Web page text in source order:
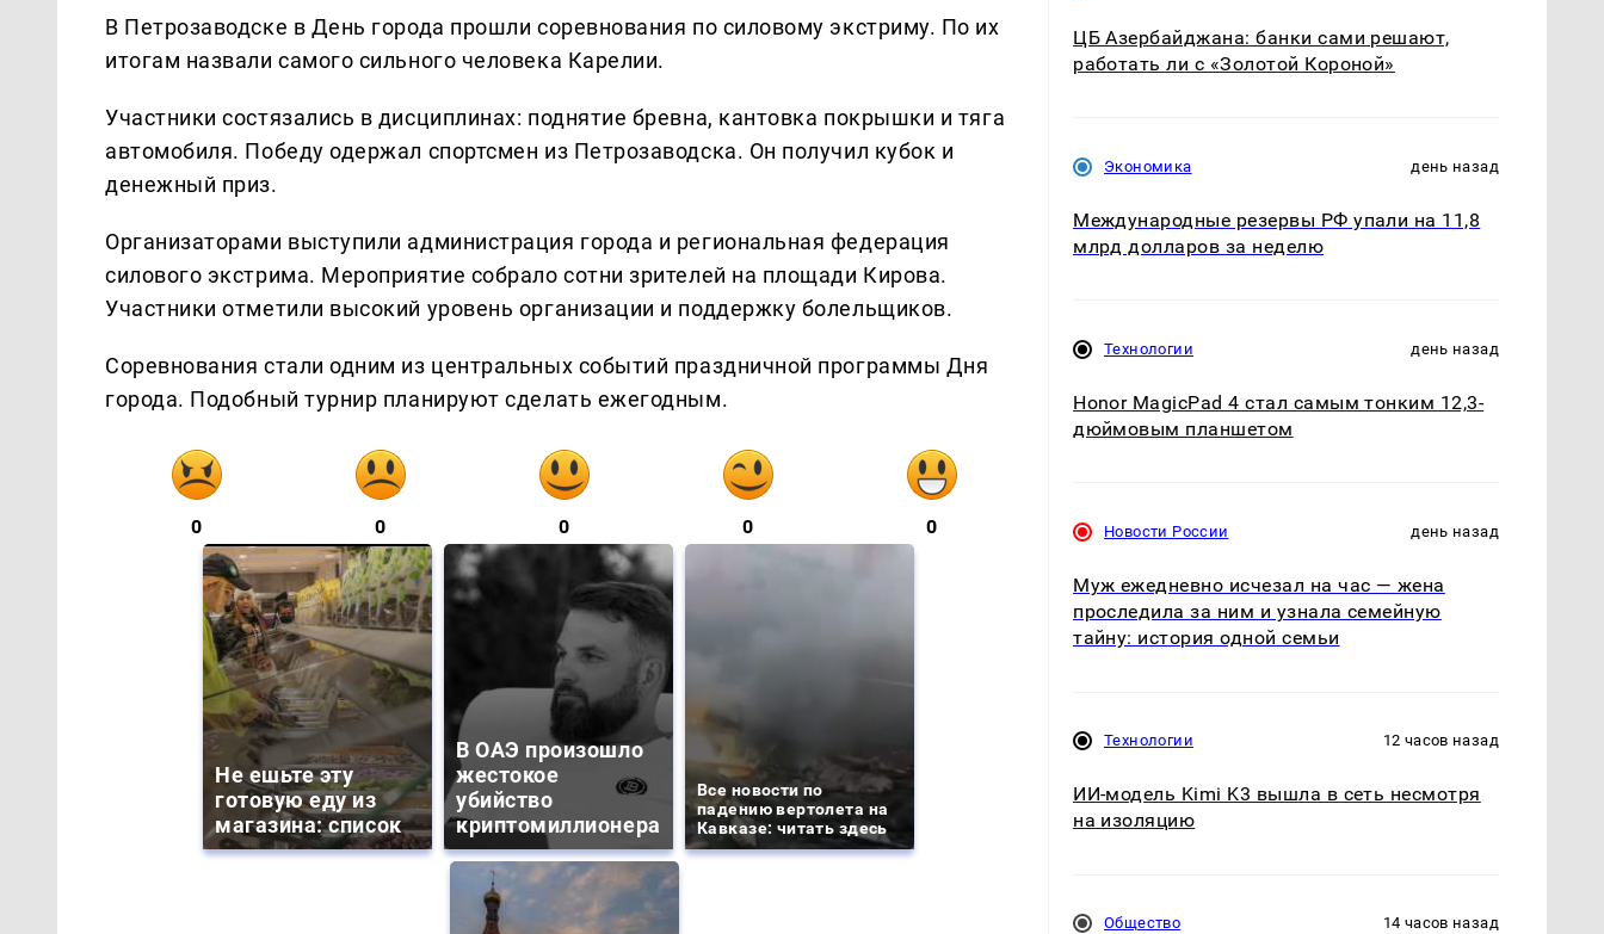
В Петрозаводске в День города прошли соревнования по силовому экстриму. По их
итогам назвали самого сильного человека Карелии.
Участники состязались в дисциплинах: поднятие бревна, кантовка покрышки и тяга
автомобиля. Победу одержал спортсмен из Петрозаводска. Он получил кубок и
денежный приз.
Организаторами выступили администрация города и региональная федерация
силового экстрима. Мероприятие собрало сотни зрителей на площади Кирова.
Участники отметили высокий уровень организации и поддержку болельщиков.
Соревнования стали одним из центральных событий праздничной программы Дня
города. Подобный турнир планируют сделать ежегодным.
0 0 0 0 0
Не ешьте эту
готовую еду из
магазина: список
В ОАЭ произошло
жестокое
убийство
криптомиллионера
Все новости по
падению вертолета на
Кавказе: читать здесь
ЦБ Азербайджана: банки сами решают,
работать ли с «Золотой Короной»
Экономика день назад
Международные резервы РФ упали на 11,8
млрд долларов за неделю
Технологии день назад
Honor MagicPad 4 стал самым тонким 12,3-
дюймовым планшетом
Новости России день назад
Муж ежедневно исчезал на час — жена
проследила за ним и узнала семейную
тайну: история одной семьи
Технологии 12 часов назад
ИИ-модель Kimi K3 вышла в сеть несмотря
на изоляцию
Общество 14 часов назад